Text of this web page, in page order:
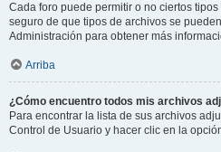
Cada foro puede permitir o no ciertos
seguro de que tipos de archivos se
Administración para obtener más
Arriba
¿Cómo encuentro todos mis archivos
Para encontrar la lista de sus archivos
Control de Usuario y hacer clic en la